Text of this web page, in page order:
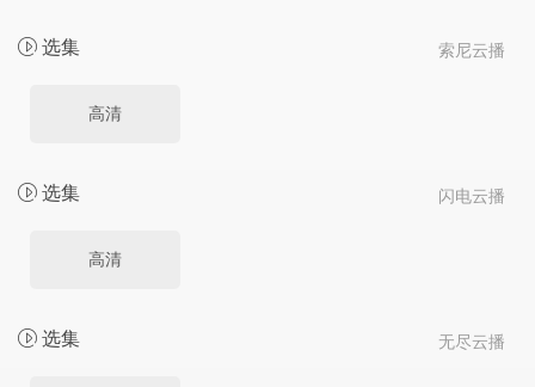
索尼云播
选集
高清
闪电云播
选集
高清
无尽云播
选集